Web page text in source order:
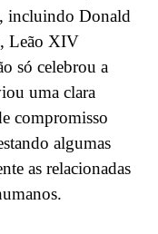
incluindo Donald
Leão XIV
só celebrou a
uma clara
compromisso
algumas
as relacionadas